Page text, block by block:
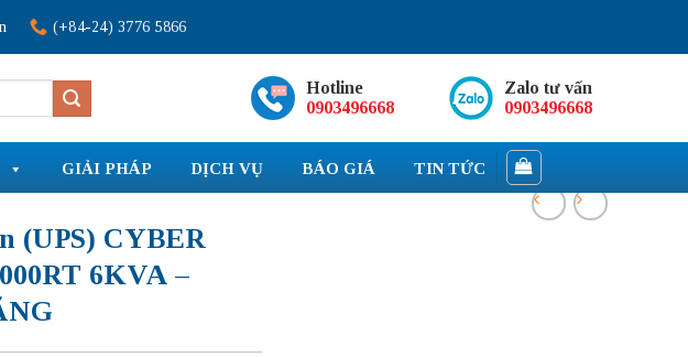
(+84-24) 3776 5866
Hotline
0903496668
Zalo tư vấn
0903496668
GIẢI PHÁP DỊCH VỤ BÁO GIÁ TIN TỨC
(UPS) CYBER
6KVA –